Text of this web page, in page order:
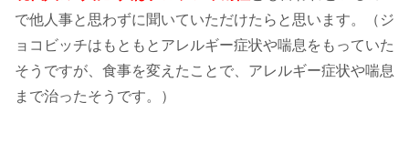
で他人事と思わずに聞いていただけたらと思います。（ジ
ョコビッチはもともとアレルギー症状や喘息をもっていた
そうですが、食事を変えたことで、アレルギー症状や喘息
まで治ったそうです。）